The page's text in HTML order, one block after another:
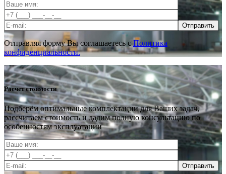
Отправить
Отправляя форму Вы соглашаетесь с Политика
конфиденциальности.
Расчет стоимости
Подберём оптимальные комплектации для Ваших задач,
рассчитаем стоимость и дадим полную консультацию по
особенностям эксплуатации
Отправить